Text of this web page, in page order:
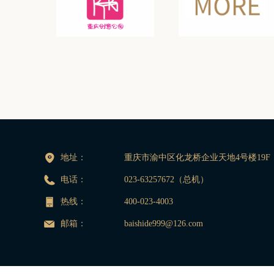
地址： 重庆市渝中区化龙桥企业天地4号楼19F
电话： 023-63257672（总机）
热线： 400-023-4003
邮箱： baishide999@126.com